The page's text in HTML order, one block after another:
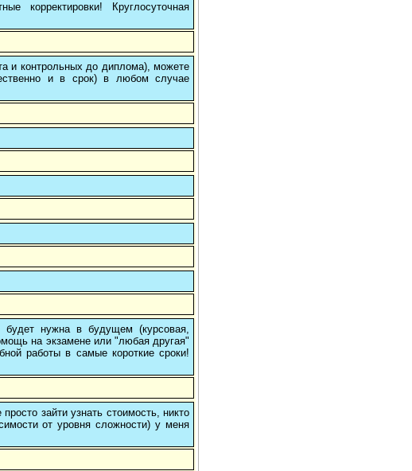
корректировки! Круглосуточная
и контрольных до диплома), можете
и в срок) в любом случае
нужна в будущем (курсовая,
на экзамене или "любая другая"
работы в самые короткие сроки!
зайти узнать стоимость, никто
от уровня сложности) у меня